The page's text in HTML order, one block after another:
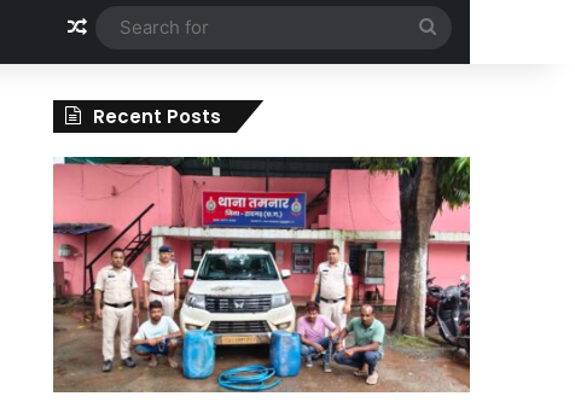
Random Article
for
Recent Posts